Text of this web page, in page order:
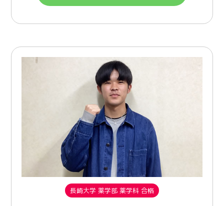
長崎大学 薬学部 薬学科 合格